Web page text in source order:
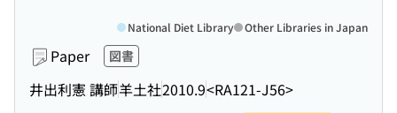
Paper 図書
井出利憲 講師羊土社2010.9<RA121-J56>
National Diet Library Other Libraries in Japan